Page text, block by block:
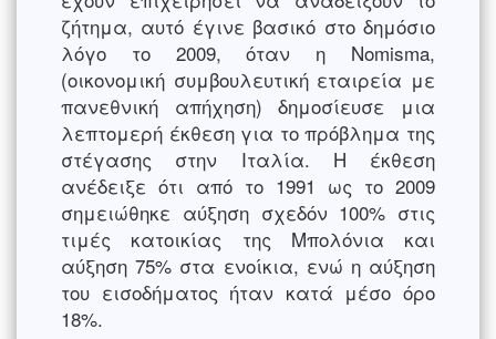
ζήτημα, αυτό έγινε βασικό στο δημόσιο
λόγο το 2009, όταν η Nomisma,
(οικονομική συμβουλευτική εταιρεία με
πανεθνική απήχηση) δημοσίευσε μια
λεπτομερή έκθεση για το πρόβλημα της
στέγασης στην Ιταλία. Η έκθεση
ανέδειξε ότι από το 1991 ως το 2009
σημειώθηκε αύξηση σχεδόν 100% στις
τιμές κατοικίας της Μπολόνια και
αύξηση 75% στα ενοίκια, ενώ η αύξηση
του εισοδήματος ήταν κατά μέσο όρο
18%.